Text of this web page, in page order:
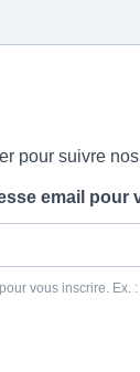
pour suivre
email pour
vous inscrire. Ex. :